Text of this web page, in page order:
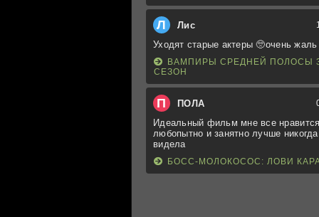
Л Лис
Уходят старые актеры 🥺очень жаль
ВАМПИРЫ СРЕДНЕЙ ПОЛОСЫ
СЕЗОН
П ПОЛА
Идеальный фильм мне все
любопытно и занятно лучше
видела
БОСС-МОЛОКОСОС: ЛОВИ